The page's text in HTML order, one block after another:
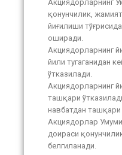
Акциядорларнинг
қонунчилик,
йиғилиши
оширади.
Акциядорларнинг
йили тугаганидан
ўтказилади.
Акциядорларнинг
ташқари
навбатдан
Акциядорлар
доираси
белгиланади.